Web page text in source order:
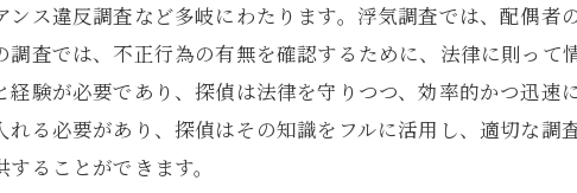
と情報公開のバランス
係と情報の真偽
リスクとその回避策
ス違反調査など多岐にわたります。浮気調査では、配偶者
査では、不正行為の有無を確認するために、法律に則って
験が必要であり、探偵は法律を守りつつ、効率的かつ迅速
る必要があり、探偵はその知識をフルに活用し、適切な調
ることができます。